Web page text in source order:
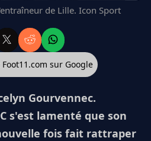
de Lille. Icon Sport
Foot11.com sur Google
Gourvennec.
s'est lamenté que son
fois fait rattraper